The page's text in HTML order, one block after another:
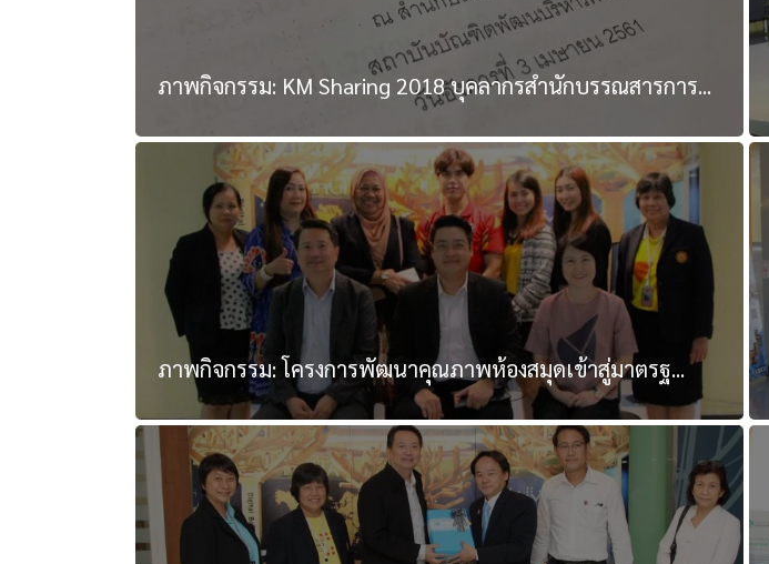
ภาพกิจกรรม: KM Sharing 2018 บุคลากรสำนักบรรณสารการ...
ภาพกิจกรรม: โครงการพัฒนาคุณภาพห้องสมุดเข้าสู่มาตรฐ...